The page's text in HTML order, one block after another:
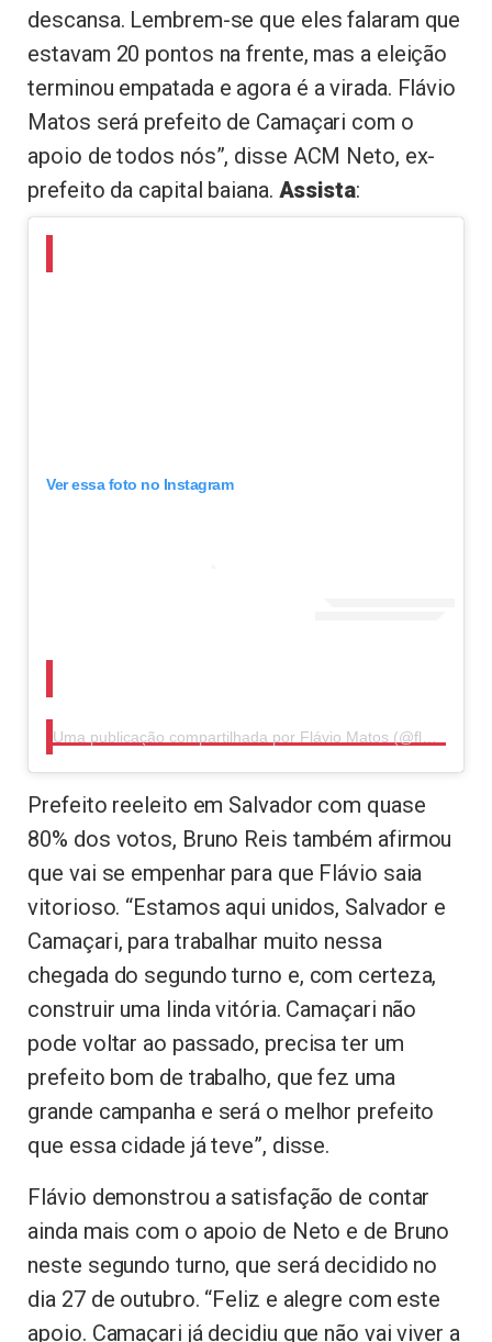
descansa. Lembrem-se que eles falaram que
estavam 20 pontos na frente, mas a eleição
terminou empatada e agora é a virada. Flávio
Matos será prefeito de Camaçari com o
apoio de todos nós”, disse ACM Neto, ex-
prefeito da capital baiana. Assista:
Ver essa foto no Instagram
Prefeito reeleito em Salvador com quase
80% dos votos, Bruno Reis também afirmou
que vai se empenhar para que Flávio saia
vitorioso. “Estamos aqui unidos, Salvador e
Camaçari, para trabalhar muito nessa
chegada do segundo turno e, com certeza,
construir uma linda vitória. Camaçari não
pode voltar ao passado, precisa ter um
prefeito bom de trabalho, que fez uma
grande campanha e será o melhor prefeito
que essa cidade já teve”, disse.
Flávio demonstrou a satisfação de contar
ainda mais com o apoio de Neto e de Bruno
neste segundo turno, que será decidido no
dia 27 de outubro. “Feliz e alegre com este
apoio. Camaçari já decidiu que não vai viver a